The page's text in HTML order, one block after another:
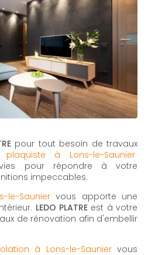
pour tout besoin de travaux
plaquiste à Lons-le-Saunier
pour répondre à votre
impeccables.
le-Sauniervous apporte une
LEDO PLATRE est à votre
de rénovation afin d'embellir
à Lons-le-Sauniervous